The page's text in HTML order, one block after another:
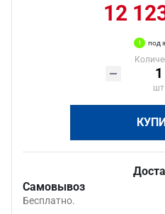
12
под
шт
Самовывоз
Бесплатно.